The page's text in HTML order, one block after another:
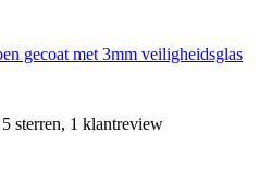
gecoat met 3mm veiligheidsglas
sterren, 1 klantreview